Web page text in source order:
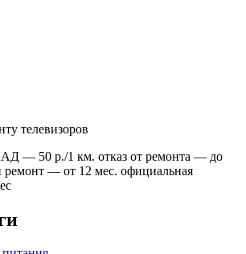
телевизоров
— 50 р./1 км. отказ от ремонта — до
ремонт — от 12 мес. официальная